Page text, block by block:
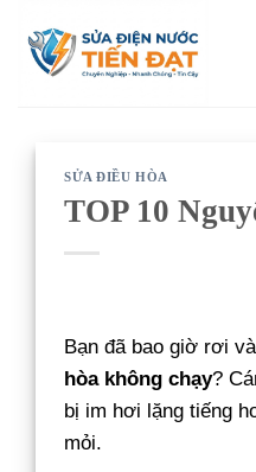
qua
SỬA ĐIỀU HÒA
TOP 10
Bạn đã bao giờ rơi
hòa không chạy?
bị im hơi lặng tiếng
mỏi.